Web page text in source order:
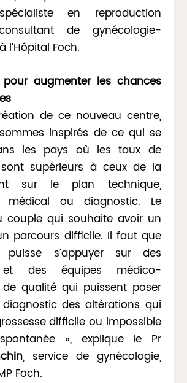
en reproduction
de gynécologie-
l’Hôpital Foch.
pour augmenter les chances
de ce nouveau centre,
inspirés de ce qui se
les pays où les taux de
sont supérieurs à ceux de la
sur le plan technique,
médical ou diagnostic. Le
couple qui souhaite avoir un
parcours difficile. Il faut que
s’appuyer sur des
et des équipes médico-
qualité qui puissent poser
des altérations qui
difficile ou impossible
», explique le Pr
, service de gynécologie,
Foch.